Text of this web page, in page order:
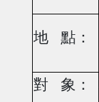
地 點：
對 象：